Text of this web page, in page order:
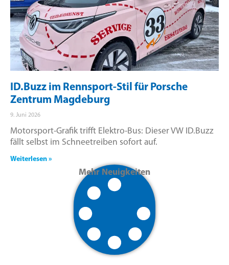
ID.Buzz im Rennsport-Stil für Porsche
Zentrum Magdeburg
9. Juni 2026
Motorsport-Grafik trifft Elektro-Bus: Dieser VW ID.Buzz
fällt selbst im Schneetreiben sofort auf.
Weiterlesen »
Mehr Neuigkeiten